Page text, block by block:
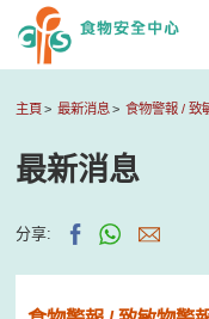
主頁 最新消息 食物警報 / 致
最新消息
分享: